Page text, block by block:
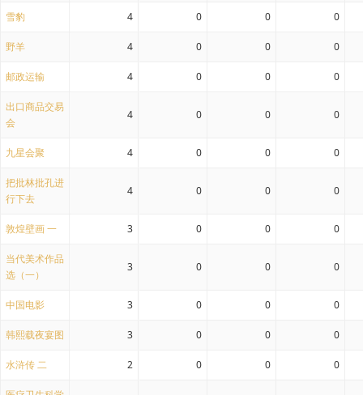
雪豹 4 0 0 0
野羊 4 0 0 0
邮政运输 4 0 0 0
出口商品交易
会
4 0 0 0
九星会聚 4 0 0 0
把批林批孔进
行下去
4 0 0 0
敦煌壁画 一 3 0 0 0
当代美术作品
选（一）
3 0 0 0
中国电影 3 0 0 0
韩熙载夜宴图 3 0 0 0
水浒传 二 2 0 0 0